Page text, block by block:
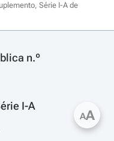
Série I-A de
n.º
I-A
AA